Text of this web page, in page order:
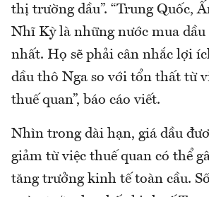
thị trường dầu”. “Trung Quốc,
Nhĩ Kỳ là những nước mua
nhất. Họ sẽ phải cân nhắc lợi
dầu thô Nga so với tổn thất từ
thuế quan”, báo cáo viết.
Nhìn trong dài hạn, giá dầu
giảm từ việc thuế quan có thể
tăng trưởng kinh tế toàn cầu.